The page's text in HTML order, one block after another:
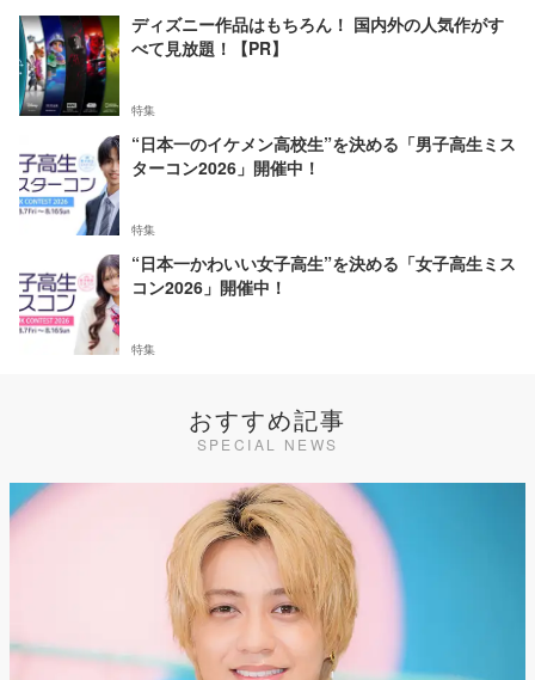
ディズニー作品はもちろん！ 国内外の人気作がす
べて見放題！【PR】
特集
“日本一のイケメン高校生”を決める「男子高生ミス
ターコン2026」開催中！
特集
“日本一かわいい女子高生”を決める「女子高生ミス
コン2026」開催中！
特集
おすすめ記事
SPECIAL NEWS